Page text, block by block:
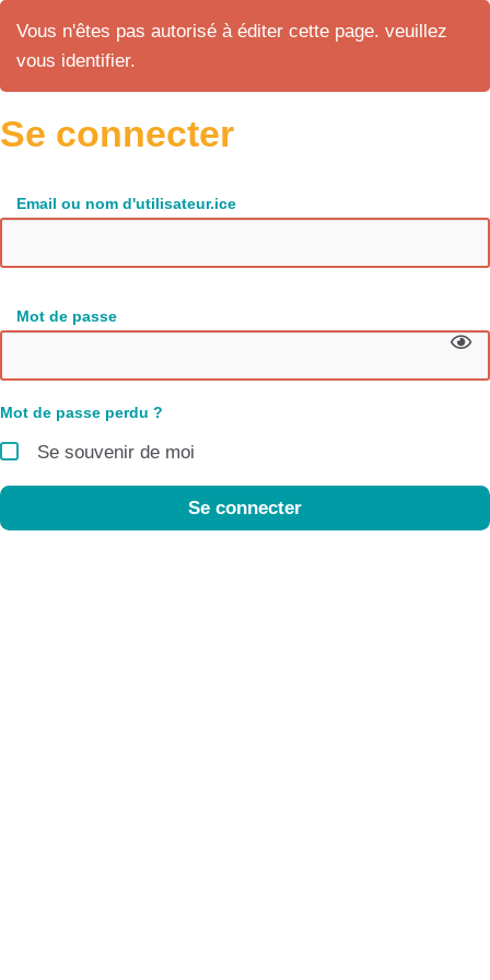
Vous n'êtes pas autorisé à éditer cette page. veuillez
vous identifier.
Se connecter
Email ou nom d'utilisateur.ice
Mot de passe
Mot de passe perdu ?
Se souvenir de moi
Se connecter